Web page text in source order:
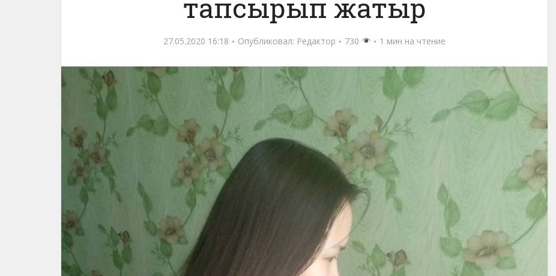
тапсырып жатыр
27.05.2020 16:18 Опубликовал: Редактор 730 1 мин на чтение